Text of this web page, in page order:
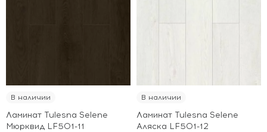
В наличии
Ламинат Tulesna Selene
Мюрквид LF501-11
В наличии
Ламинат Tulesna Selene
Аляска LF501-12